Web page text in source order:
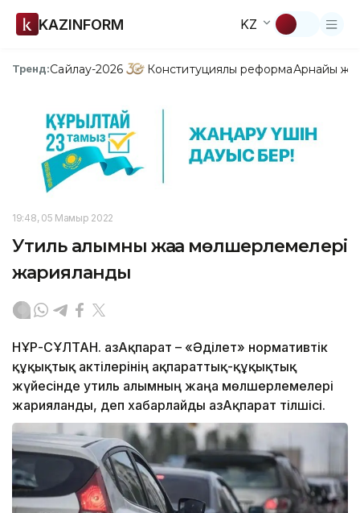
KAZINFORM KZ
Тренд:Сайлау-2026 Конституциялық реформаАрнайы
19:48, 05 Мамыр 2022
Утиль алымның жаңа мөлшерлемелері
жарияланды
НҰР-СҰЛТАН. ҚазАқпарат – «Әділет» нормативтік
құқықтық актілерінің ақпараттық-құқықтық
жүйесінде утиль алымның жаңа мөлшерлемелері
жарияланды, деп хабарлайды ҚазАқпарат тілшісі.